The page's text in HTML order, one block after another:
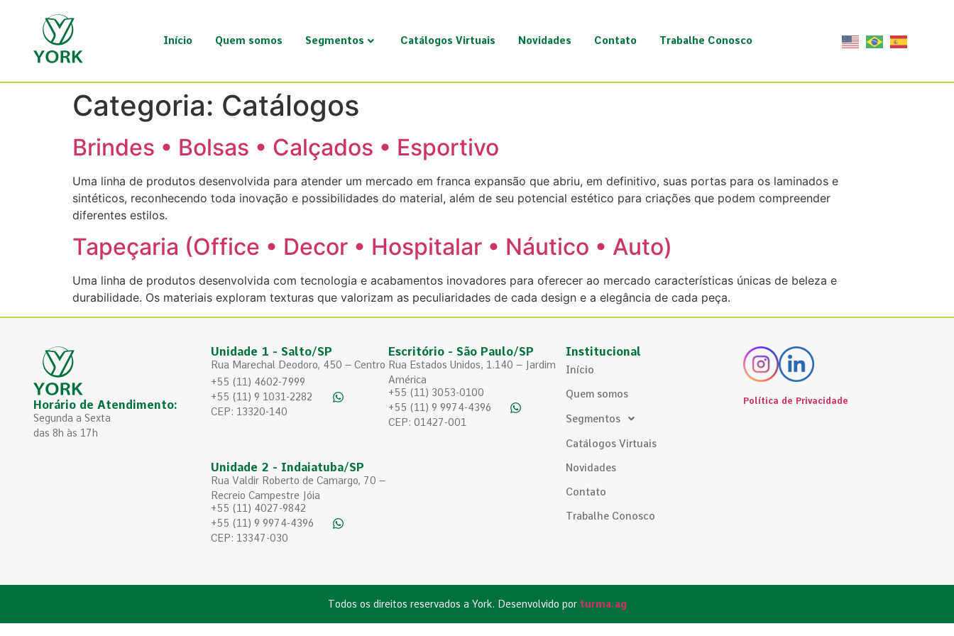
Início Quem somos Segmentos Catálogos Virtuais Novidades Contato Trabalhe Conosco
Categoria: Catálogos
Brindes • Bolsas • Calçados • Esportivo
Uma linha de produtos desenvolvida para atender um mercado em franca expansão que abriu, em definitivo, suas portas para os laminados e
sintéticos, reconhecendo toda inovação e possibilidades do material, além de seu potencial estético para criações que podem compreender
diferentes estilos.
Tapeçaria (Office • Decor • Hospitalar • Náutico • Auto)
Uma linha de produtos desenvolvida com tecnologia e acabamentos inovadores para oferecer ao mercado características únicas de beleza e
durabilidade. Os materiais exploram texturas que valorizam as peculiaridades de cada design e a elegância de cada peça.
Horário de Atendimento:
Segunda a Sexta
das 8h às 17h
Unidade 1 - Salto/SP
Rua Marechal Deodoro, 450 – Centro
+55 (11) 4602-7999
+55 (11) 9 1031-2282
CEP: 13320-140
Unidade 2 - Indaiatuba/SP
Rua Valdir Roberto de Camargo, 70 –
Recreio Campestre Jóia
+55 (11) 4027-9842
+55 (11) 9 9974-4396
CEP: 13347-030
Escritório - São Paulo/SP
Rua Estados Unidos, 1.140 – Jardim
América
+55 (11) 3053-0100
+55 (11) 9 9974-4396
CEP: 01427-001
Institucional
Início
Quem somos
Segmentos
Catálogos Virtuais
Novidades
Contato
Trabalhe Conosco
Política de Privacidade
Todos os direitos reservados a York. Desenvolvido por turma.ag